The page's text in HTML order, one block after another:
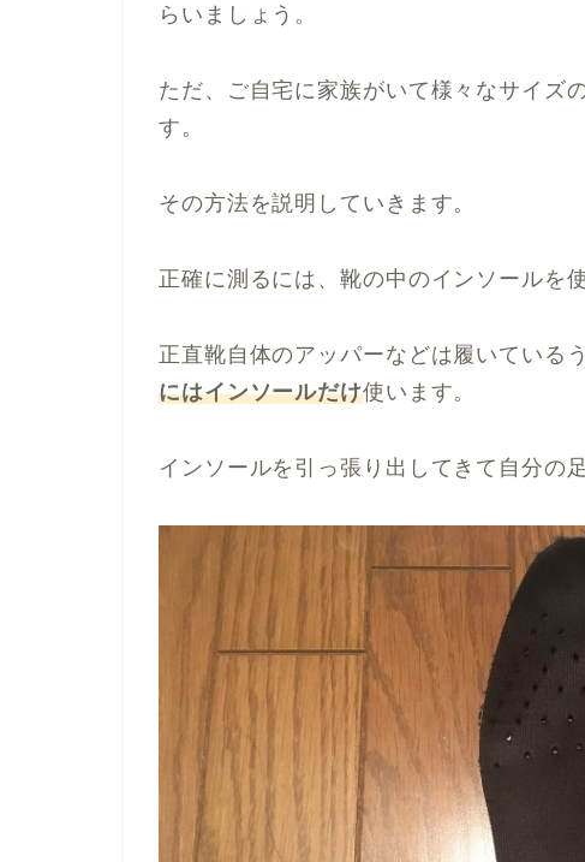
らいましょう。
ただ、ご自宅に家族がいて様々なサイズ
す。
その方法を説明していきます。
正確に測るには、靴の中のインソールを
正直靴自体のアッパーなどは履いている
にはインソールだけ使います。
インソールを引っ張り出してきて自分の